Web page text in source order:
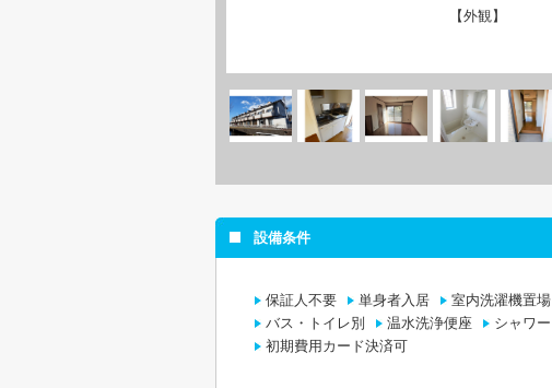
【外観】
設備条件
保証人不要 単身者入居 室内洗濯機置場
バス・トイレ別
温水洗浄便座 シャワー
初期費用カード決済可